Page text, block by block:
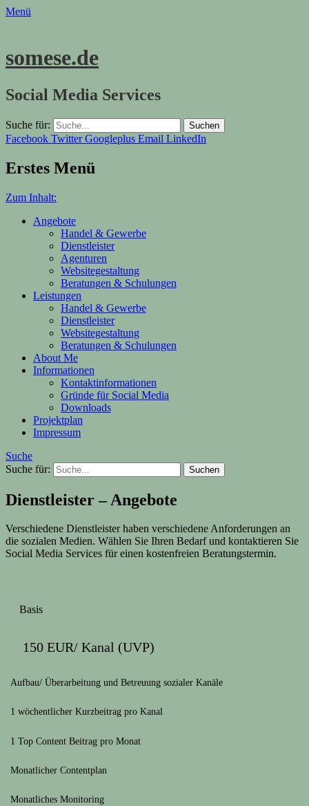
Menü
somese.de
Social Media Services
Suche für:
Facebook Twitter Googleplus Email LinkedIn
Erstes Menü
Zum Inhalt:
Angebote
Handel & Gewerbe
Dienstleister
Agenturen
Websitegestaltung
Beratungen & Schulungen
Leistungen
Handel & Gewerbe
Dienstleister
Websitegestaltung
Beratungen & Schulungen
About Me
Informationen
Kontaktinformationen
Gründe für Social Media
Downloads
Projektplan
Impressum
Suche
Suche für:
Dienstleister – Angebote
Verschiedene Dienstleister haben verschiedene Anforderungen an
die sozialen Medien. Wählen Sie Ihren Bedarf und kontaktieren Sie
Social Media Services für einen kostenfreien Beratungstermin.
Basis
150 EUR/ Kanal (UVP)
Aufbau/ Überarbeitung und Betreuung sozialer Kanäle
1 wöchentlicher Kurzbeitrag pro Kanal
1 Top Content Beitrag pro Monat
Monatlicher Contentplan
Monatliches Monitoring